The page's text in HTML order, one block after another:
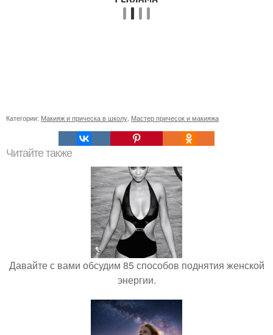
Категории: Макияж и прическа в школу Мастер причесок и макияжа
Читайте также
Давайте с вами обсудим 85 способов поднятия женской
энергии.